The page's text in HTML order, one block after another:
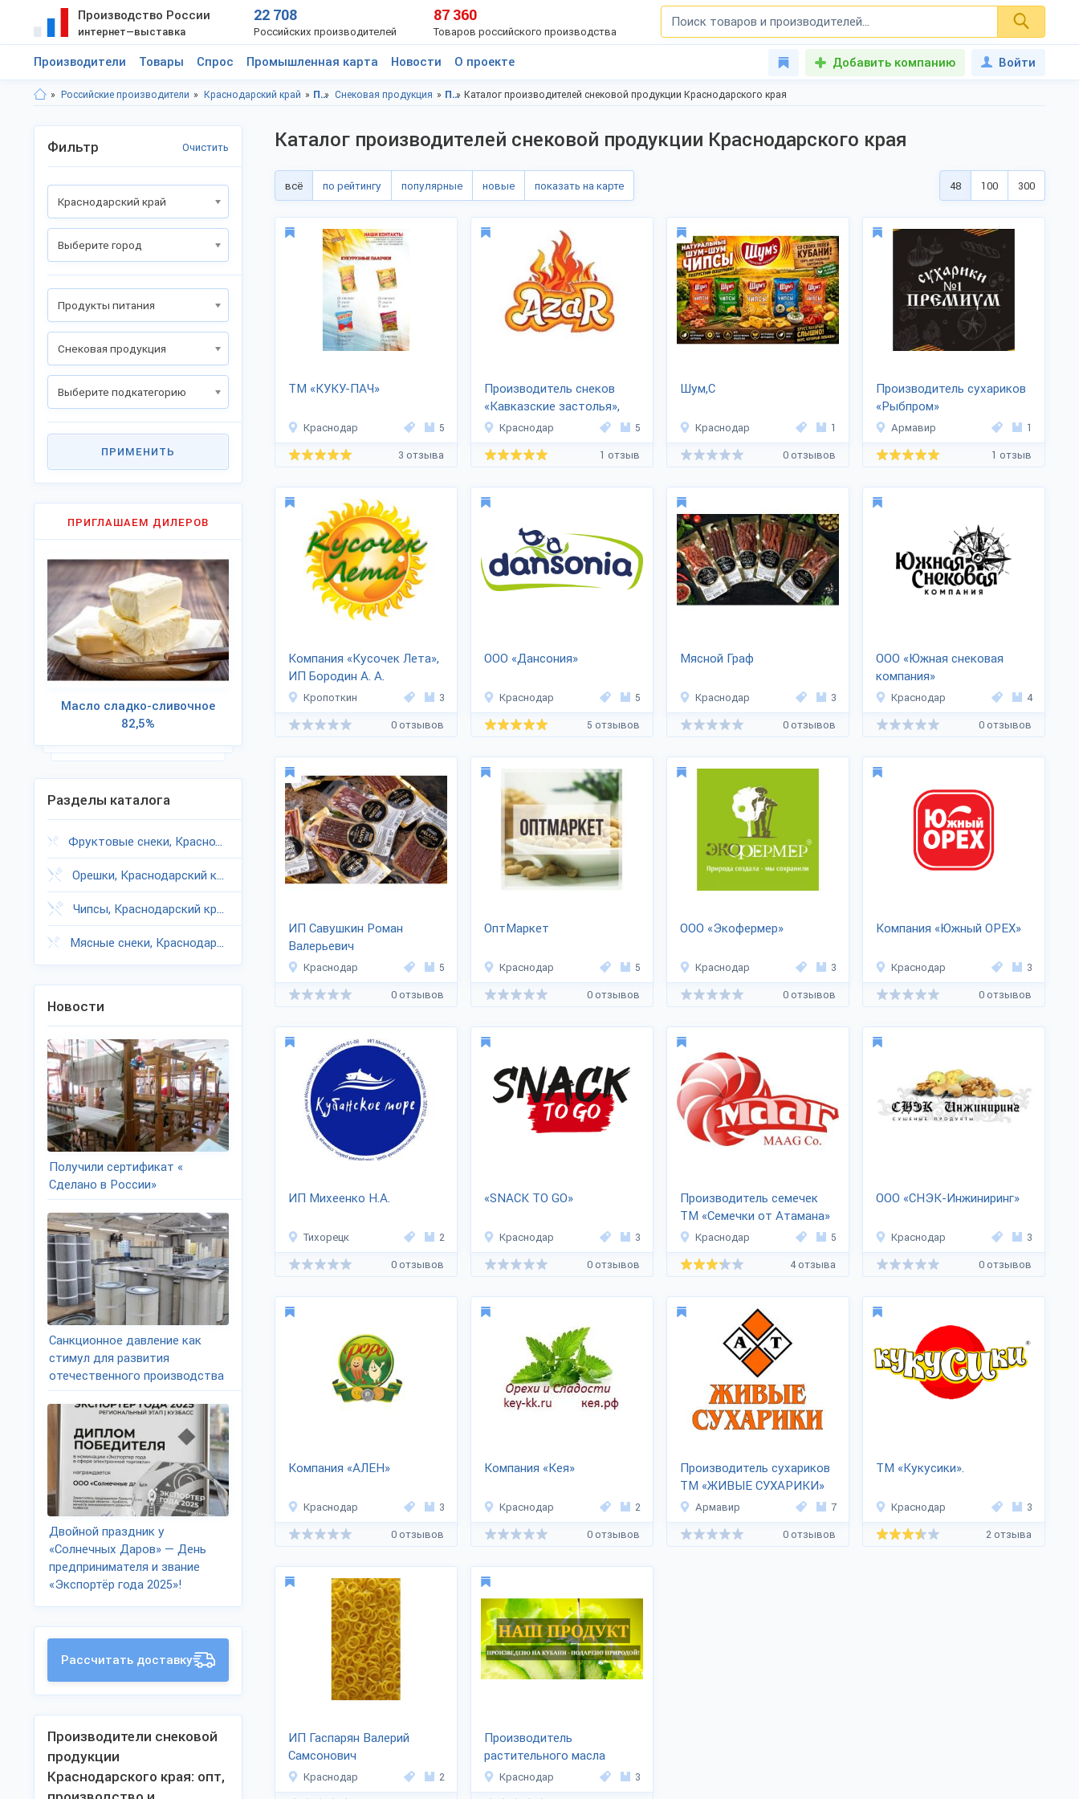
Производство России
интернет—выставка
22 708
Российских производителей
87 360
Товаров российского производства
Производители Товары Спрос Промышленная карта Новости О проекте Добавить компанию Войти
Российские производители Краснодарский край Продукты питания Снековая продукция Продукты питания, Краснодарский край Каталог производителей снековой продукции Краснодарского края
Каталог производителей снековой продукции Краснодарского края
всё по рейтингу популярные новые показать на карте 48 100 300
ТМ «КУКУ-ПАЧ»
Краснодар 5
3 отзыва
Производитель снеков
«Кавказские застолья»,
«Azar»
Краснодар 5
1 отзыв
Шум,С
Краснодар 1
0 отзывов
Производитель сухариков
«Рыбпром»
Армавир 1
1 отзыв
Компания «Кусочек Лета»,
ИП Бородин А. А.
Кропоткин 3
0 отзывов
ООО «Дансония»
Краснодар 5
5 отзывов
Мясной Граф
Краснодар 3
0 отзывов
ООО «Южная снековая
компания»
Краснодар 4
0 отзывов
ИП Савушкин Роман
Валерьевич
Краснодар 5
0 отзывов
ОптМаркет
Краснодар 5
0 отзывов
ООО «Экофермер»
Краснодар 3
0 отзывов
Компания «Южный ОРЕХ»
Краснодар 3
0 отзывов
ИП Михеенко Н.А.
Тихорецк 2
0 отзывов
«SNACK TO GO»
Краснодар 3
0 отзывов
Производитель семечек
ТМ «Семечки от Атамана»
Краснодар 5
4 отзыва
ООО «СНЭК-Инжиниринг»
Краснодар 3
0 отзывов
Компания «АЛЕН»
Краснодар 3
0 отзывов
Компания «Кея»
Краснодар 2
0 отзывов
Производитель сухариков
ТМ «ЖИВЫЕ СУХАРИКИ»
Армавир 7
0 отзывов
ТМ «Кукусики».
Краснодар 3
2 отзыва
ИП Гаспарян Валерий
Самсонович
Краснодар 2
Производитель
растительного масла
«НАШ ПРОДУКТ»
Краснодар 3
Фильтр Очистить
Краснодарский край
Выберите город
Продукты питания
Снековая продукция
Выберите подкатегорию
ПРИМЕНИТЬ
ПРИГЛАШАЕМ ДИЛЕРОВ
Масло сладко-сливочное
82,5%
Разделы каталога
Фруктовые снеки, Краснодарский край
Орешки, Краснодарский край
Чипсы, Краснодарский край
Мясные снеки, Краснодарский край
Новости
Получили сертификат «
Сделано в России»
Санкционное давление как
стимул для развития
отечественного производства
Двойной праздник у
«Солнечных Даров» — День
предпринимателя и звание
«Экспортёр года 2025»!
Рассчитать доставку
Производители снековой
продукции
Краснодарского края: опт,